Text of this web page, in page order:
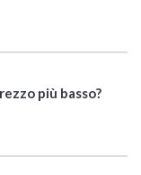
più basso?